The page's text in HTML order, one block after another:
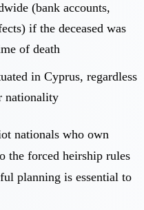
(bank accounts,
if the deceased was
of death
in Cyprus, regardless
nationality
nationals who own
the forced heirship rules
planning is essential to